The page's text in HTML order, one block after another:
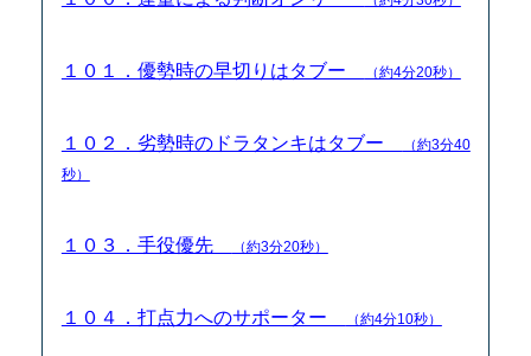
１０１．優勢時の早切りはタブー （約4分20秒）
１０２．劣勢時のドラタンキはタブー
（約3分40
秒）
１０３．手役優先 （約3分20秒）
１０４．打点力へのサポーター （約4分10秒）